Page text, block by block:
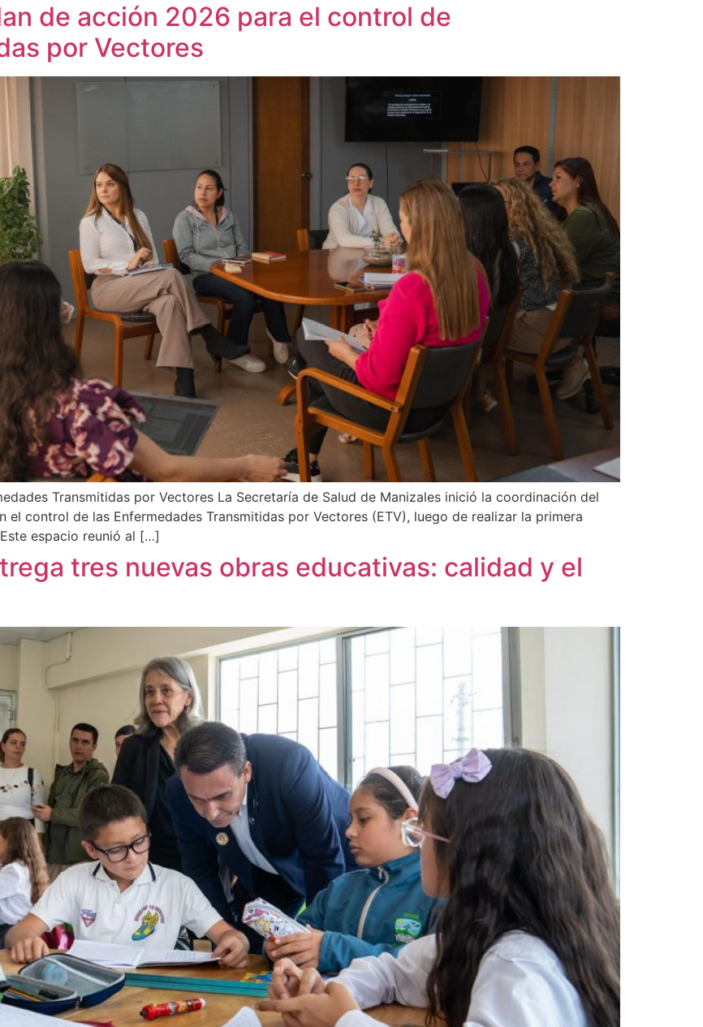
de acción 2026 para el control de
por Vectores
Transmitidas por Vectores La Secretaría de Salud de Manizales inició la coordinación del
control de las Enfermedades Transmitidas por Vectores (ETV), luego de realizar la primera
espacio reunió al […]
tres nuevas obras educativas: calidad y el